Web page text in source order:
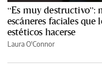
“Es muy destructivo”:
escáneres faciales
estéticos hacerse
Laura O'Connor